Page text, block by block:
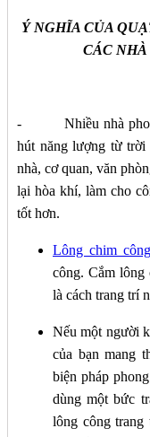
Ý NGHĨA CỦA
CÁC
- Nhiều nhà
hút năng lượng từ trời
nhà, cơ quan, văn
lại hòa khí, làm cho
tốt hơn.
Lông chim công
công. Cắm lông
là cách trang trí
Nếu một người
của bạn mang
biện pháp
dùng một bức
lông công